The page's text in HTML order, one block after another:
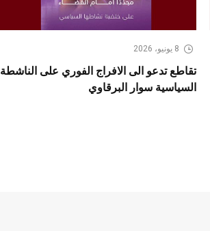
8 يونيو، 2026
تقاطع تدعو الى الافراج الفوري على الناشطة
السياسية سوار البرقاوي